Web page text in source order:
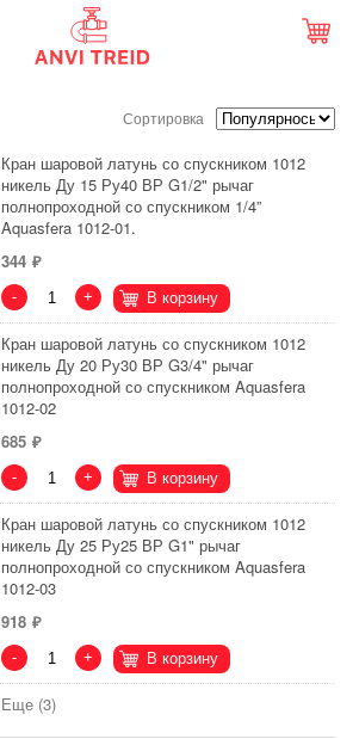
Сортировка
Кран шаровой латунь со спускником 1012
никель Ду 15 Ру40 ВР G1/2" рычаг
полнопроходной со спускником 1/4”
Aquasfera 1012-01.
344
- + В корзину
Кран шаровой латунь со спускником 1012
никель Ду 20 Ру30 ВР G3/4" рычаг
полнопроходной со спускником Aquasfera
1012-02
685
- + В корзину
Кран шаровой латунь со спускником 1012
никель Ду 25 Ру25 ВР G1" рычаг
полнопроходной со спускником Aquasfera
1012-03
918
- + В корзину
Еще (3)